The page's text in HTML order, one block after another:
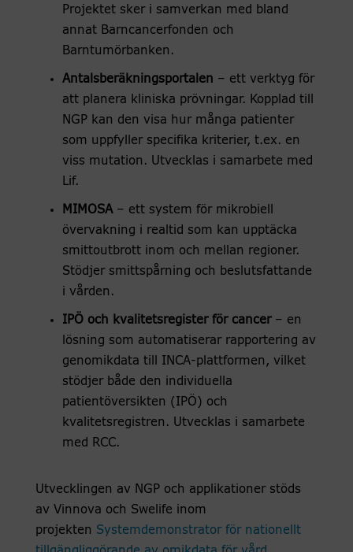
Projektet sker i samverkan med bland
annat Barncancerfonden och
Barntumörbanken.
Antalsberäkningsportalen – ett verktyg för
att planera kliniska prövningar. Kopplad till
NGP kan den visa hur många patienter
som uppfyller specifika kriterier, t.ex. en
viss mutation. Utvecklas i samarbete med
Lif.
MIMOSA– ett system för mikrobiell
övervakning i realtid som kan upptäcka
smittoutbrott inom och mellan regioner.
Stödjer smittspårning och beslutsfattande
i vården.
IPÖ och kvalitetsregister för cancer– en
lösning som automatiserar rapportering av
genomikdata till INCA-plattformen, vilket
stödjer både den individuella
patientöversikten (IPÖ) och
kvalitetsregistren. Utvecklas i samarbete
med RCC.
Utvecklingen av NGP och applikationer stöds
av Vinnova och Swelife inom
projekten Systemdemonstrator för nationellt